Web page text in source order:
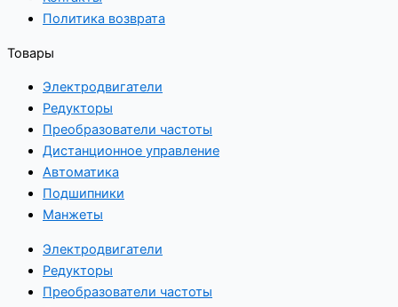
Политика возврата
Товары
Электродвигатели
Редукторы
Преобразователи частоты
Дистанционное управление
Автоматика
Подшипники
Манжеты
Электродвигатели
Редукторы
Преобразователи частоты